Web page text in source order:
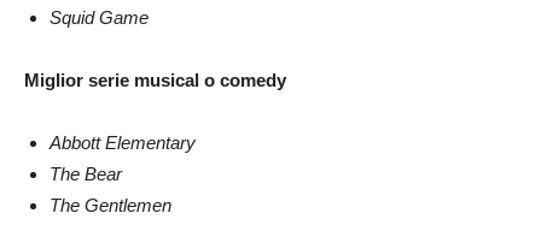
Squid Game
Miglior serie musical o comedy
Abbott Elementary
The Bear
The Gentlemen